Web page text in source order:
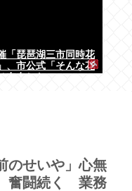
「琵琶湖三市同時花
、市公式「そんな花
のせいや」心無
奮闘続く 業務